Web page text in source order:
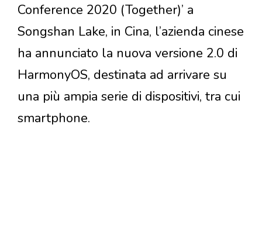
Conference 2020 (Together)’ a
Songshan Lake, in Cina, l’azienda cinese
ha annunciato la nuova versione 2.0 di
HarmonyOS, destinata ad arrivare su
una più ampia serie di dispositivi, tra cui
smartphone.